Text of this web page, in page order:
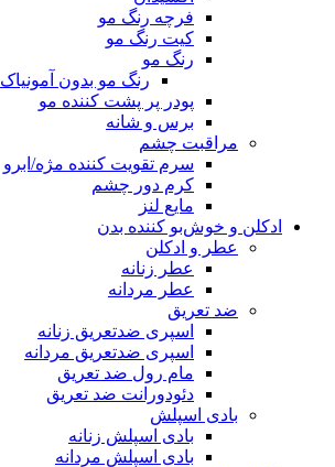
فرچه رنگ مو
کیت رنگ مو
رنگ مو
رنگ مو بدون آمونیاک
پودر پر پشت کننده مو
برس و شانه
مراقبت چشم
سرم تقویت کننده مژه/ابرو
کرم دور چشم
مایع لنز
ادکلن و خوش‌بو کننده بدن
عطر و ادکلن
عطر زنانه
عطر مردانه
ضد تعریق
اسپری ضدتعریق زنانه
اسپری ضدتعریق مردانه
مام رول ضد تعریق
دئودورانت ضد تعریق
بادی اسپلش
بادی اسپلش زنانه
بادی اسپلش مردانه